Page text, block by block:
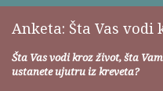
Anketa: Šta Vas vodi
Šta Vas vodi kroz život, šta
ustanete ujutru iz kreveta?